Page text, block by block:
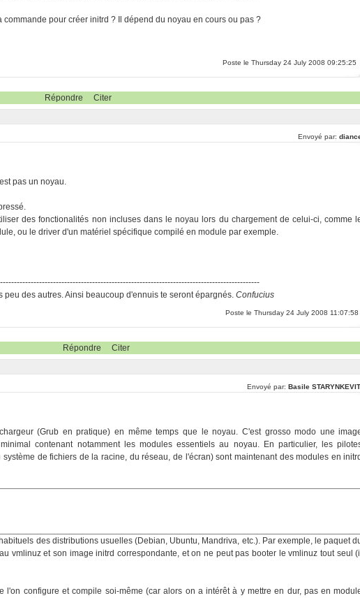
commande pour créer initrd ? Il dépend du noyau en cours ou pas ?
Poste le Thursday 24 July 2008 09:25:25
Répondre Citer
Envoyé par:
pas un noyau.
des fonctionalités non incluses dans le noyau lors du chargement de celui-ci, comme
ou le driver d'un matériel spécifique compilé en module par exemple.
peu des autres. Ainsi beaucoup d'ennuis te seront épargnés.Confucius
Poste le Thursday 24 July 2008 11:07:58
Répondre Citer
Envoyé par: Basile
(Grub en pratique) en même temps que le noyau. C'est grosso modo une
contenant notamment les modules essentiels au noyau. En particulier, les
de fichiers de la racine, du réseau, de l'écran) sont maintenant des modules en
des distributions usuelles (Debian, Ubuntu, Mandriva, etc.). Par exemple, le paquet
vmlinuz et son image initrd correspondante, et on ne peut pas booter le vmlinuz tout seul
l'on configure et compile soi-même (car alors on a intérêt à y mettre en dur, pas en